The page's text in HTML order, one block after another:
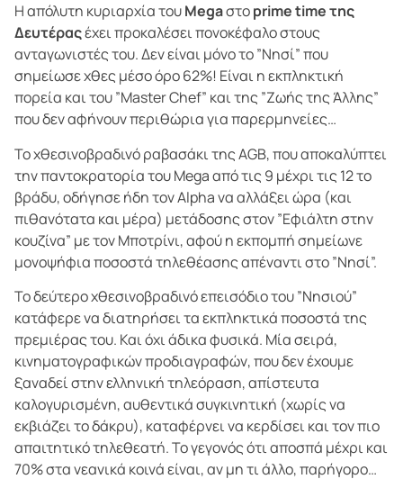
Η απόλυτη κυριαρχία τουMegaστοprime time της
Δευτέραςέχει προκαλέσει πονοκέφαλο στους
ανταγωνιστές του. Δεν είναι μόνο το ”Νησί” που
σημείωσε χθες μέσο όρο 62%! Είναι η εκπληκτική
πορεία και του ”Master Chef” και της ”Ζωής της Άλλης”
που δεν αφήνουν περιθώρια για παρερμηνείες…
Το χθεσινοβραδινό ραβασάκι της AGB, που αποκαλύπτει
την παντοκρατορία του Mega από τις 9 μέχρι τις 12 το
βράδυ, οδήγησε ήδη τον Alpha να αλλάξει ώρα (και
πιθανότατα και μέρα) μετάδοσης στον ”Εφιάλτη στην
κουζίνα” με τον Μποτρίνι, αφού η εκπομπή σημείωνε
μονοψήφια ποσοστά τηλεθέασης απέναντι στο ”Νησί”.
Το δεύτερο χθεσινοβραδινό επεισόδιο του ”Νησιού”
κατάφερε να διατηρήσει τα εκπληκτικά ποσοστά της
πρεμιέρας του. Και όχι άδικα φυσικά. Μία σειρά,
κινηματογραφικών προδιαγραφών, που δεν έχουμε
ξαναδεί στην ελληνική τηλεόραση, απίστευτα
καλογυρισμένη, αυθεντικά συγκινητική (χωρίς να
εκβιάζει το δάκρυ), καταφέρνει να κερδίσει και τον πιο
απαιτητικό τηλεθεατή. Το γεγονός ότι αποσπά μέχρι και
70% στα νεανικά κοινά είναι, αν μη τι άλλο, παρήγορο…